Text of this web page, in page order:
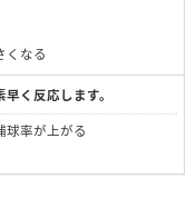
くなる
く反応します。
球率が上がる